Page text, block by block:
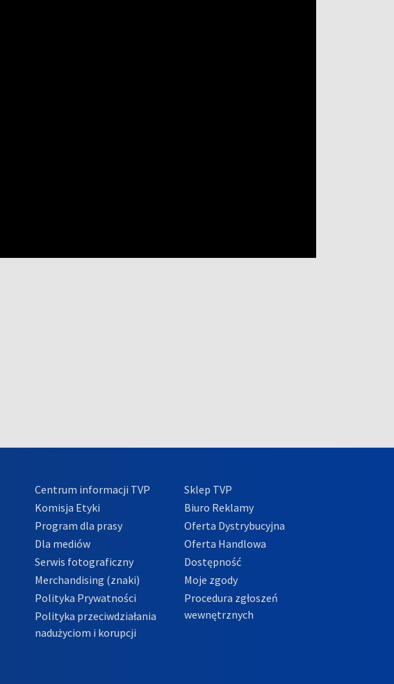
Centrum informacji TVP
Komisja Etyki
Program dla prasy
Dla mediów
Serwis fotograficzny
Merchandising (znaki)
Polityka Prywatności
Polityka przeciwdziałania
nadużyciom i korupcji
Sklep TVP
Biuro Reklamy
Oferta Dystrybucyjna
Oferta Handlowa
Dostępność
Moje zgody
Procedura zgłoszeń
wewnętrznych